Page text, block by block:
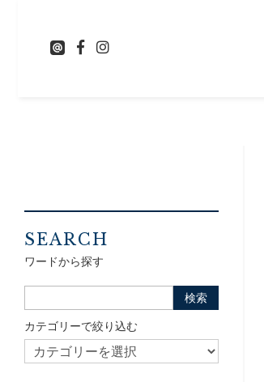
SEARCH
ワードから探す
カテゴリーで絞り込む